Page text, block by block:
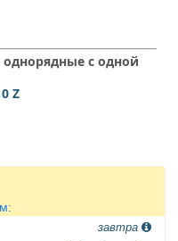
с одной
Z
завтра